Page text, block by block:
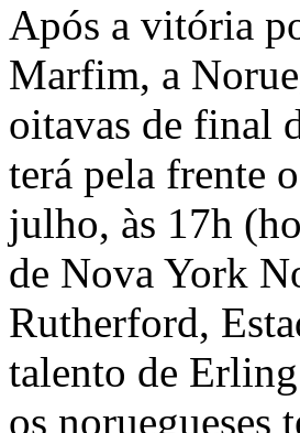
Após a vitória
Marfim, a
oitavas de final
terá pela frente
julho, às 17h
de Nova York
Rutherford,
talento de
os noruegueses